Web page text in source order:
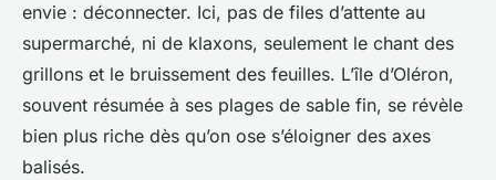
envie : déconnecter. Ici, pas de files d’attente au
supermarché, ni de klaxons, seulement le chant des
grillons et le bruissement des feuilles. L’île d’Oléron,
souvent résumée à ses plages de sable fin, se révèle
bien plus riche dès qu’on ose s’éloigner des axes
balisés.